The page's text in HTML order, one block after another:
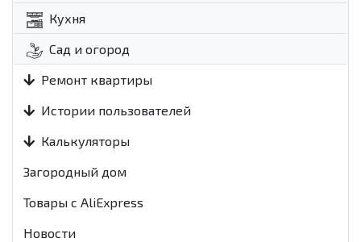
Кухня
Сад и огород
Ремонт квартиры
Истории пользователей
Калькуляторы
Загородный дом
Товары с AliExpress
Новости